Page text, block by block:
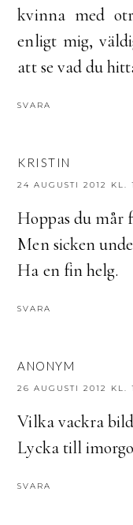
kvinna med
enligt mig,
att se vad du
SVARA
KRISTIN
24 AUGUSTI 2012 KL.
Hoppas du mår
Men sicken
Ha en fin helg.
SVARA
ANONYM
26 AUGUSTI 2012 KL.
Vilka vackra
Lycka till
SVARA